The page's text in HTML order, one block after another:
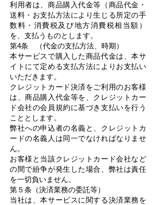
利用者は、商品購入代金等（商品代金・
送料・お支払方法により生じる所定の手
数料・消費税及び地方消費税相当額）
を、支払うものとします。
第4条 （代金の支払方法、時期）
本サービスで購入した商品代金は、本サ
イトにて定める支払方法によりお支払い
いただきます。
クレジットカード決済をご利用のお客様
は、商品購入代金等を、クレジットカー
ド会社の会員規約に基づき支払いを行う
こととします。
弊社への申込者の名義と、クレジットカ
ードの名義人は同一でなければなりませ
ん。
お客様と当該クレジットカード会社など
の間で紛争が発生した場合、弊社は責任
を一切負いません。
第５条（決済業務の委託等）
当社は、本サービスに関する決済業務を